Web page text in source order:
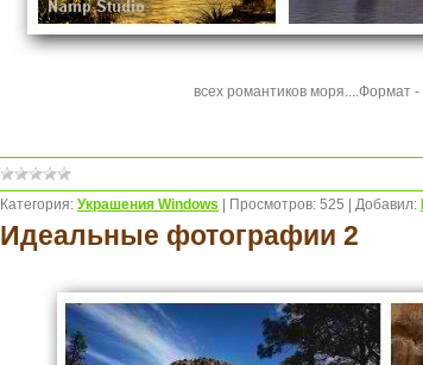
всех романтиков моря....Формат -
Категория: Украшения Windows Просмотров: 525 Добавил:
Идеальные фотографии 2